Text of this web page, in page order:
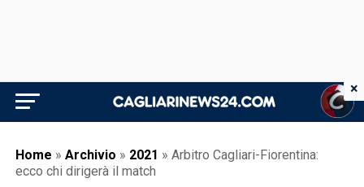
Home » Archivio » 2021 » Arbitro Cagliari-Fiorentina:
ecco chi dirigerà il match
×